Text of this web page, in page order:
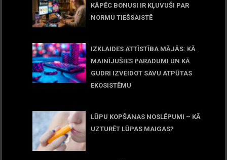
KĀPĒC BONUSI IR KĻUVUŠI PAR
NORMU TIEŠSAISTĒ
IZKLAIDES ATTĪSTĪBA MĀJĀS: KĀ
MAINĪJUŠIES PARADUMI UN KĀ
GUDRI IZVEIDOT SAVU ATPŪTAS
EKOSISTĒMU
LŪPU KOPŠANAS NOSLĒPUMI – KĀ
UZTURĒT LŪPAS MAIGAS?